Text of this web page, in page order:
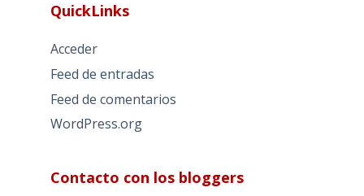
QuickLinks
Acceder
Feed de entradas
Feed de comentarios
WordPress.org
Contacto con los bloggers